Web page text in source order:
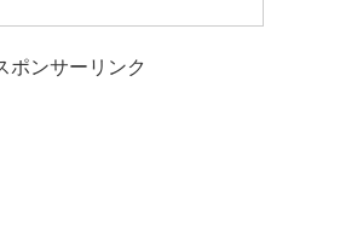
ポンサーリンク